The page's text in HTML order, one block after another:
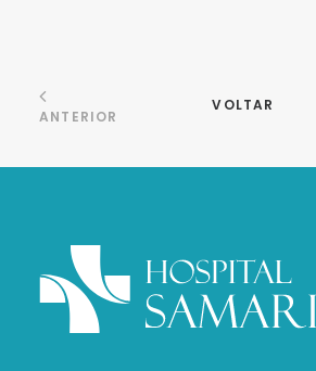
ANTERIOR
VOLTAR